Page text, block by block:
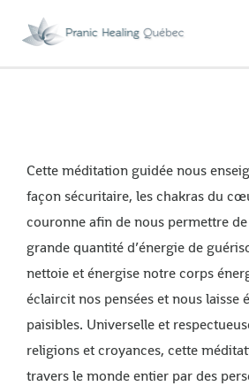
Cette méditation guidée nous
façon sécuritaire, les chakras du
couronne afin de nous permettre
grande quantité d’énergie de
nettoie et énergise notre corps
éclaircit nos pensées et nous laisse
paisibles. Universelle et
religions et croyances, cette
travers le monde entier par des